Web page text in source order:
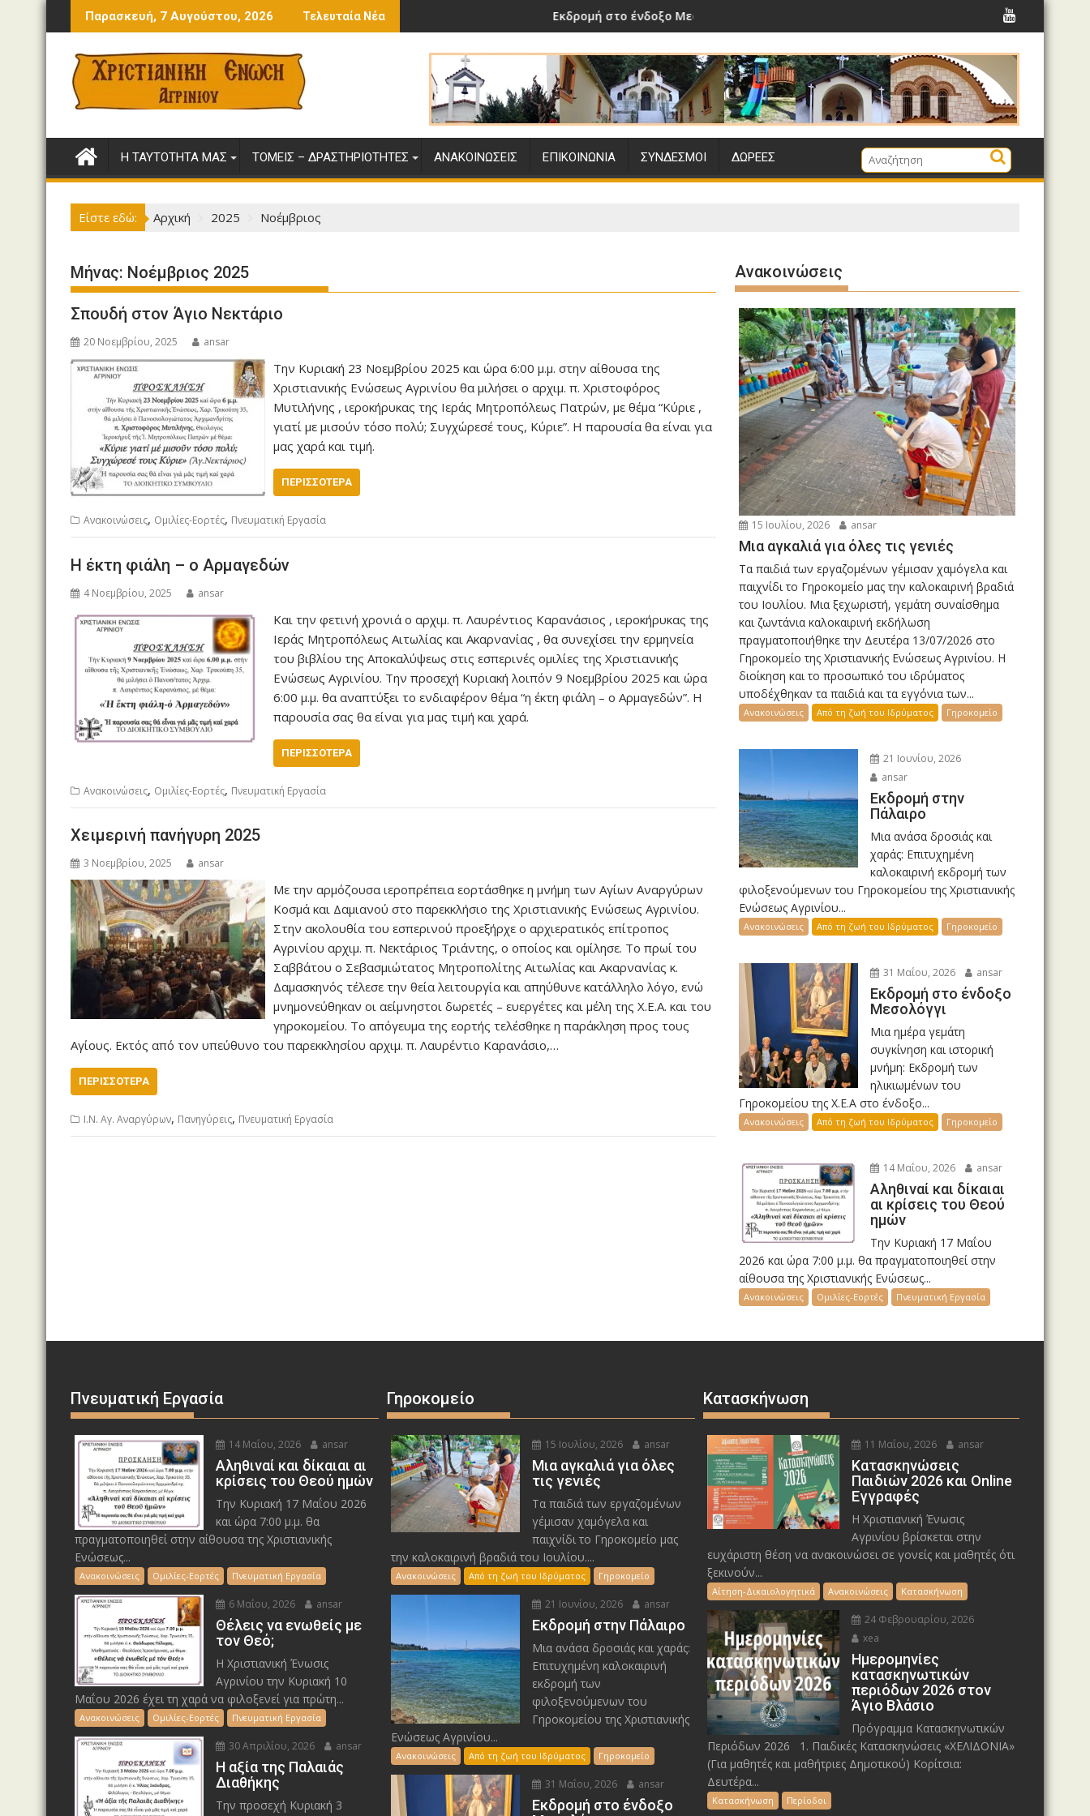
Περάστε
στο
Παρασκευή, 7 Αυγούστου, 2026 Τελευταία Νέα
Εκδρομή στην Πάλαιρο Εκδρομή στο ένδοξο Μεσολόγγι Αληθιναί και δίκαιαι αι κρίσεις του Θεού ημών
Η ΤΑΥΤΌΤΗΤΆ ΜΑΣ ΤΟΜΕΊΣ – ΔΡΑΣΤΗΡΙΌΤΗΤΕΣ ΑΝΑΚΟΙΝΏΣΕΙΣ ΕΠΙΚΟΙΝΩΝΊΑ ΣΎΝΔΕΣΜΟΙ ΔΩΡΕΈΣ
Είστε εδώ: Αρχική 2025 Νοέμβριος
Μήνας: Νοέμβριος 2025
Σπουδή στον Άγιο Νεκτάριο
20 Νοεμβρίου, 2025 ansar
Την Κυριακή 23 Νοεμβρίου 2025 και ώρα 6:00 μ.μ. στην αίθουσα της
Χριστιανικής Ενώσεως Αγρινίου θα μιλήσει ο αρχιμ. π. Χριστοφόρος
Μυτιλήνης , ιεροκήρυκας της Ιεράς Μητροπόλεως Πατρών, με θέμα “Κύριε ,
γιατί με μισούν τόσο πολύ; Συγχώρεσέ τους, Κύριε”. Η παρουσία θα είναι για
μας χαρά και τιμή.
ΠΕΡΙΣΣΌΤΕΡΑ
Ανακοινώσεις, Ομιλίες-Εορτές, Πνευματική Εργασία
Η έκτη φιάλη – ο Αρμαγεδών
4 Νοεμβρίου, 2025 ansar
Και την φετινή χρονιά ο αρχιμ. π. Λαυρέντιος Καρανάσιος , ιεροκήρυκας της
Ιεράς Μητροπόλεως Αιτωλίας και Ακαρνανίας , θα συνεχίσει την ερμηνεία
του βιβλίου της Αποκαλύψεως στις εσπερινές ομιλίες της Χριστιανικής
Ενώσεως Αγρινίου. Την προσεχή Κυριακή λοιπόν 9 Νοεμβρίου 2025 και ώρα
6:00 μ.μ. θα αναπτύξει το ενδιαφέρον θέμα “η έκτη φιάλη – ο Αρμαγεδών”. Η
παρουσία σας θα είναι για μας τιμή και χαρά.
ΠΕΡΙΣΣΌΤΕΡΑ
Ανακοινώσεις, Ομιλίες-Εορτές, Πνευματική Εργασία
Χειμερινή πανήγυρη 2025
3 Νοεμβρίου, 2025 ansar
Με την αρμόζουσα ιεροπρέπεια εορτάσθηκε η μνήμη των Αγίων Αναργύρων
Κοσμά και Δαμιανού στο παρεκκλήσιο της Χριστιανικής Ενώσεως Αγρινίου.
Στην ακολουθία του εσπερινού προεξήρχε ο αρχιερατικός επίτροπος
Αγρινίου αρχιμ. π. Νεκτάριος Τριάντης, ο οποίος και ομίλησε. Το πρωί του
Σαββάτου ο Σεβασμιώτατος Μητροπολίτης Αιτωλίας και Ακαρνανίας κ.
Δαμασκηνός τέλεσε την θεία λειτουργία και απηύθυνε κατάλληλο λόγο, ενώ
μνημονεύθηκαν οι αείμνηστοι δωρετές – ευεργέτες και μέλη της Χ.Ε.Α. και του
γηροκομείου. Το απόγευμα της εορτής τελέσθηκε η παράκληση προς τους
Αγίους. Εκτός από τον υπεύθυνο του παρεκκλησίου αρχιμ. π. Λαυρέντιο Καρανάσιο,…
ΠΕΡΙΣΣΌΤΕΡΑ
Ι.Ν. Αγ. Αναργύρων, Πανηγύρεις, Πνευματική Εργασία
Ανακοινώσεις
15 Ιουλίου, 2026 ansar
Μια αγκαλιά για όλες τις γενιές
Τα παιδιά των εργαζομένων γέμισαν χαμόγελα και
παιχνίδι το Γηροκομείο μας την καλοκαιρινή βραδιά
του Ιουλίου. Μια ξεχωριστή, γεμάτη συναίσθημα
και ζωντάνια καλοκαιρινή εκδήλωση
πραγματοποιήθηκε την Δευτέρα 13/07/2026 στο
Γηροκομείο της Χριστιανικής Ενώσεως Αγρινίου. Η
διοίκηση και το προσωπικό του ιδρύματος
υποδέχθηκαν τα παιδιά και τα εγγόνια των...
Ανακοινώσεις Από τη ζωή του Ιδρύματος Γηροκομείο
21 Ιουνίου, 2026
ansar
Εκδρομή στην
Πάλαιρο
Μια ανάσα δροσιάς και
χαράς: Επιτυχημένη
καλοκαιρινή εκδρομή των
φιλοξενούμενων του Γηροκομείου της Χριστιανικής
Ενώσεως Αγρινίου...
Ανακοινώσεις Από τη ζωή του Ιδρύματος Γηροκομείο
31 Μαΐου, 2026 ansar
Εκδρομή στο ένδοξο
Μεσολόγγι
Μια ημέρα γεμάτη
συγκίνηση και ιστορική
μνήμη: Εκδρομή των
ηλικιωμένων του
Γηροκομείου της Χ.Ε.Α στο ένδοξο...
Ανακοινώσεις Από τη ζωή του Ιδρύματος Γηροκομείο
14 Μαΐου, 2026 ansar
Αληθιναί και δίκαιαι
αι κρίσεις του Θεού
ημών
Την Κυριακή 17 Μαΐου
2026 και ώρα 7:00 μ.μ. θα πραγματοποιηθεί στην
αίθουσα της Χριστιανικής Ενώσεως...
Ανακοινώσεις Ομιλίες-Εορτές Πνευματική Εργασία
Πνευματική Εργασία
14 Μαΐου, 2026 ansar
Αληθιναί και δίκαιαι αι
κρίσεις του Θεού ημών
Την Κυριακή 17 Μαΐου 2026
και ώρα 7:00 μ.μ. θα
πραγματοποιηθεί στην αίθουσα της Χριστιανικής
Ενώσεως...
Ανακοινώσεις Ομιλίες-Εορτές Πνευματική Εργασία
6 Μαΐου, 2026 ansar
Θέλεις να ενωθείς με
τον Θεό;
Η Χριστιανική Ένωσις
Αγρινίου την Κυριακή 10
Μαΐου 2026 έχει τη χαρά να φιλοξενεί για πρώτη...
Ανακοινώσεις Ομιλίες-Εορτές Πνευματική Εργασία
30 Απριλίου, 2026 ansar
Η αξία της Παλαιάς
Διαθήκης
Την προσεχή Κυριακή 3
Γηροκομείο
15 Ιουλίου, 2026 ansar
Μια αγκαλιά για όλες
τις γενιές
Τα παιδιά των εργαζομένων
γέμισαν χαμόγελα και
παιχνίδι το Γηροκομείο μας
την καλοκαιρινή βραδιά του Ιουλίου....
Ανακοινώσεις Από τη ζωή του Ιδρύματος Γηροκομείο
21 Ιουνίου, 2026 ansar
Εκδρομή στην Πάλαιρο
Μια ανάσα δροσιάς και χαράς:
Επιτυχημένη καλοκαιρινή
εκδρομή των
φιλοξενούμενων του
Γηροκομείου της Χριστιανικής
Ενώσεως Αγρινίου...
Ανακοινώσεις Από τη ζωή του Ιδρύματος Γηροκομείο
31 Μαΐου, 2026 ansar
Εκδρομή στο ένδοξο
Κατασκήνωση
11 Μαΐου, 2026 ansar
Κατασκηνώσεις
Παιδιών 2026 και Online
Εγγραφές
Η Χριστιανική Ένωσις
Αγρινίου βρίσκεται στην
ευχάριστη θέση να ανακοινώσει σε γονείς και μαθητές ότι
ξεκινούν...
Αίτηση-Δικαιολογητικά Ανακοινώσεις Κατασκήνωση
24 Φεβρουαρίου, 2026
xea
Ημερομηνίες
κατασκηνωτικών
περιόδων 2026 στον
Άγιο Βλάσιο
Πρόγραμμα Κατασκηνωτικών
Περιόδων 2026 1. Παιδικές Κατασκηνώσεις «ΧΕΛΙΔΟΝΙΑ»
(Για μαθητές και μαθήτριες Δημοτικού) Κορίτσια:
Δευτέρα...
Κατασκήνωση Περίοδοι